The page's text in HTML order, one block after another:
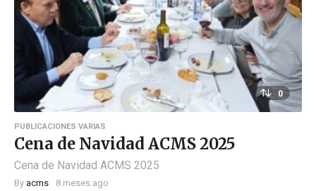
0
PUBLICACIONES VARIAS
Cena de Navidad ACMS 2025
Cena de Navidad ACMS 2025
By acms 8 meses ago